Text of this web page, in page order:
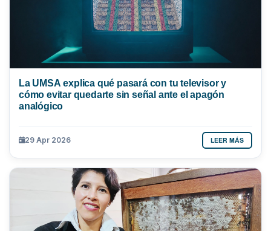
La UMSA explica qué pasará con tu televisor y
cómo evitar quedarte sin señal ante el apagón
analógico
29 Apr 2026 LEER MÁS